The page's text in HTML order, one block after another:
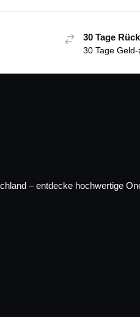
30 Tage
30 Tage
– entdecke hochwertige